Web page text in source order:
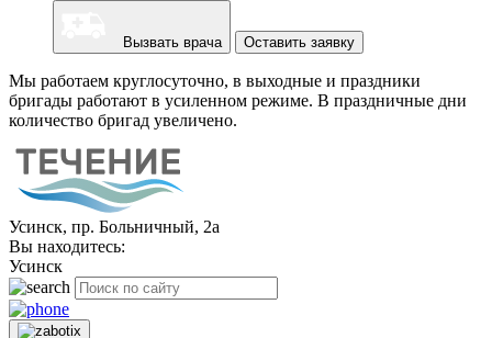
Вызвать врача Оставить заявку
Мы работаем круглосуточно, в выходные и праздники
бригады работают в усиленном режиме. В праздничные дни
количество бригад увеличено.
Усинск, пр. Больничный, 2а
Вы находитесь:
Усинск